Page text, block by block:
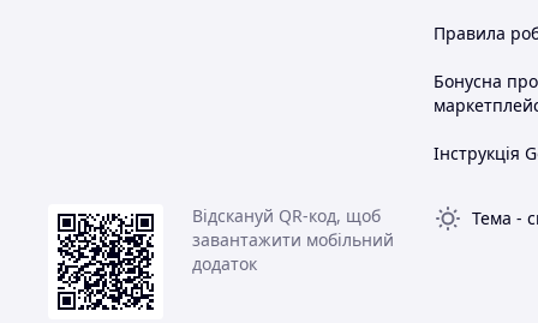
Правила
Бонусна
Інструкція
Відскануй QR-код, щоб
завантажити мобільний
додаток
Тема -